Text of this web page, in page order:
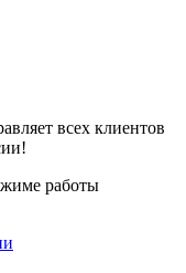
всех клиентов
работы